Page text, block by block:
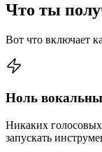
Что ты
Вот что включает
Ноль
Никаких
запускать